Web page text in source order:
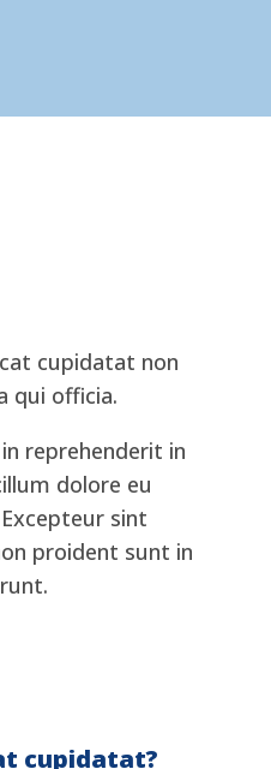
cupidatat non
qui officia.
reprehenderit in
dolore eu
sint
proident sunt in
cupidatat?